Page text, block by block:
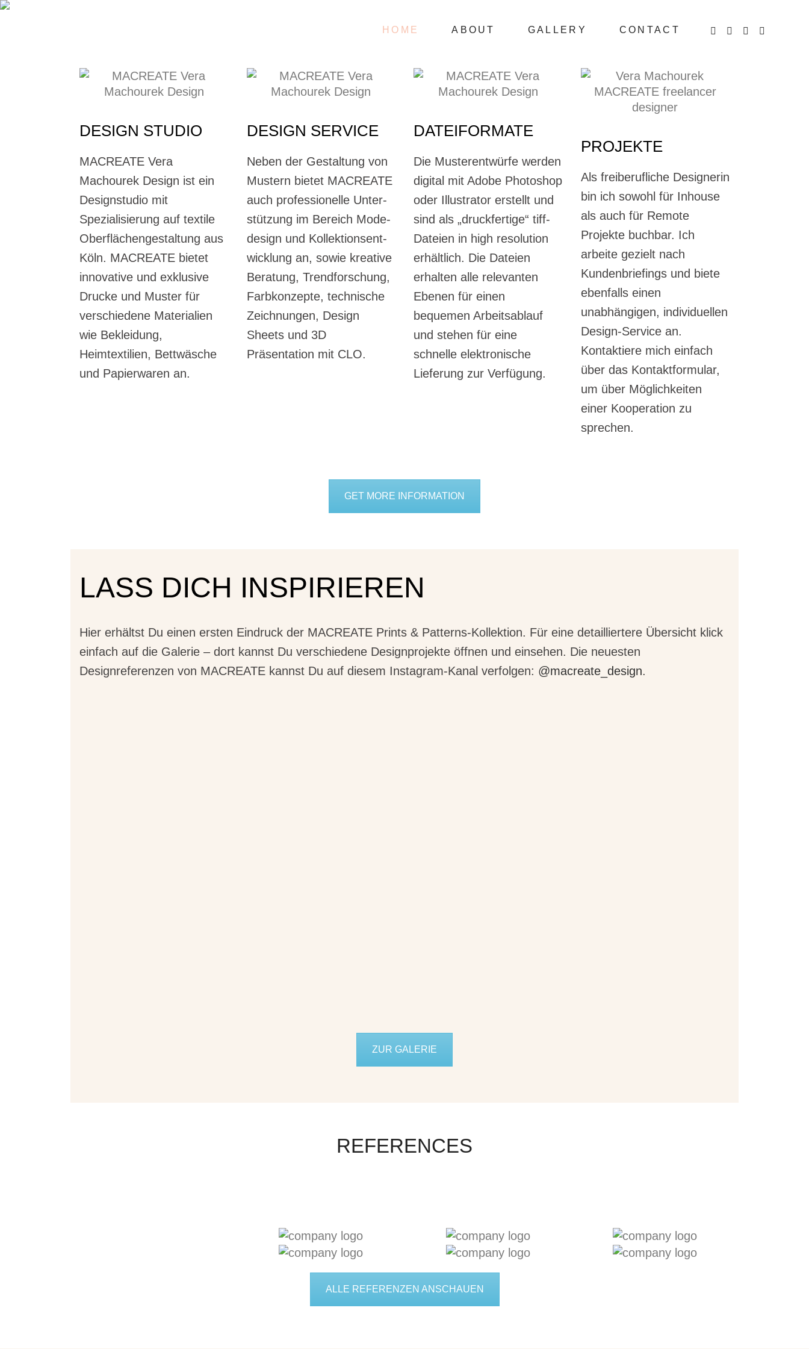
HOME ABOUT GALLERY CONTACT
DESIGN STUDIO
MACREATE Vera
Machourek Design ist ein
Designstudio mit
Spezialisierung auf textile
Oberflächengestaltung aus
Köln. MACREATE bietet
innovative und exklusive
Drucke und Muster für
verschiedene Materialien
wie Bekleidung,
Heimtextilien, Bettwäsche
und Papierwaren an.
DESIGN SERVICE
Neben der Gestaltung von
Mustern bietet MACREATE
auch professionelle Unter-
stützung im Bereich Mode-
design und Kollektionsent-
wicklung an, sowie kreative
Beratung, Trendforschung,
Farbkonzepte, technische
Zeichnungen, Design
Sheets und 3D
Präsentation mit CLO.
DATEIFORMATE
Die Musterentwürfe werden
digital mit Adobe Photoshop
oder Illustrator erstellt und
sind als „druckfertige“ tiff-
Dateien in high resolution
erhältlich. Die Dateien
erhalten alle relevanten
Ebenen für einen
bequemen Arbeitsablauf
und stehen für eine
schnelle elektronische
Lieferung zur Verfügung.
PROJEKTE
Als freiberufliche Designerin
bin ich sowohl für Inhouse
als auch für Remote
Projekte buchbar. Ich
arbeite gezielt nach
Kundenbriefings und biete
ebenfalls einen
unabhängigen, individuellen
Design-Service an.
Kontaktiere mich einfach
über das Kontaktformular,
um über Möglichkeiten
einer Kooperation zu
sprechen.
GET MORE INFORMATION
LASS DICH INSPIRIEREN
Hier erhältst Du einen ersten Eindruck der MACREATE Prints & Patterns-Kollektion. Für eine detailliertere Übersicht klick
einfach auf die Galerie – dort kannst Du verschiedene Designprojekte öffnen und einsehen. Die neuesten
Designreferenzen von MACREATE kannst Du auf diesem Instagram-Kanal verfolgen: @macreate_design.
ZUR GALERIE
REFERENCES
ALLE REFERENZEN ANSCHAUEN